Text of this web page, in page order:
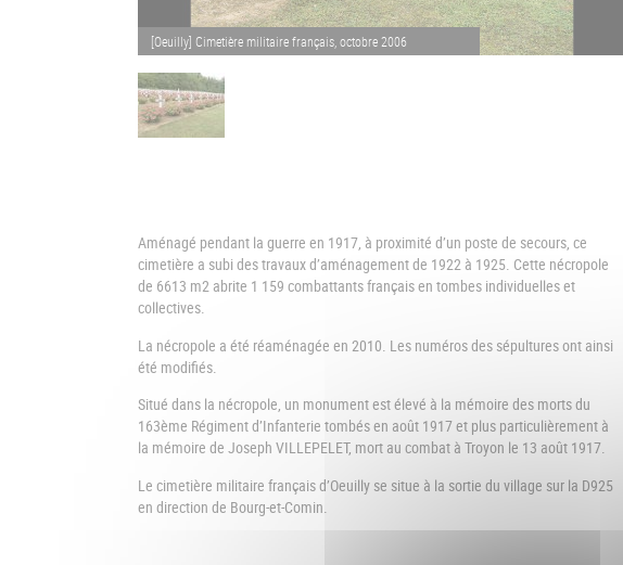
[Oeuilly] Cimetière militaire français, octobre 2006
Aménagé pendant la guerre en 1917, à proximité d’un poste de secours, ce
cimetière a subi des travaux d’aménagement de 1922 à 1925. Cette nécropole
de 6613 m2 abrite 1 159 combattants français en tombes individuelles et
collectives.
La nécropole a été réaménagée en 2010. Les numéros des sépultures ont ainsi
été modifiés.
Situé dans la nécropole, un monument est élevé à la mémoire des morts du
163ème Régiment d’Infanterie tombés en août 1917 et plus particulièrement à
la mémoire de Joseph VILLEPELET, mort au combat à Troyon le 13 août 1917.
Le cimetière militaire français d’Oeuilly se situe à la sortie du village sur la D925
en direction de Bourg-et-Comin.